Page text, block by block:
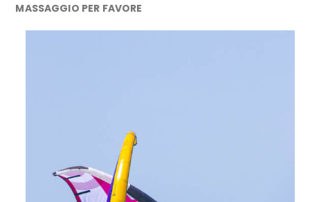
MASSAGGIO PER FAVORE